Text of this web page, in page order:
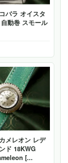
バラ オイスタ
動巻 スモール
メレオン レデ
ド 18KWG
[...